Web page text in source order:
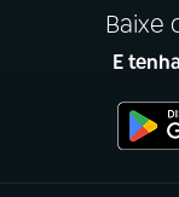
Baixe
E